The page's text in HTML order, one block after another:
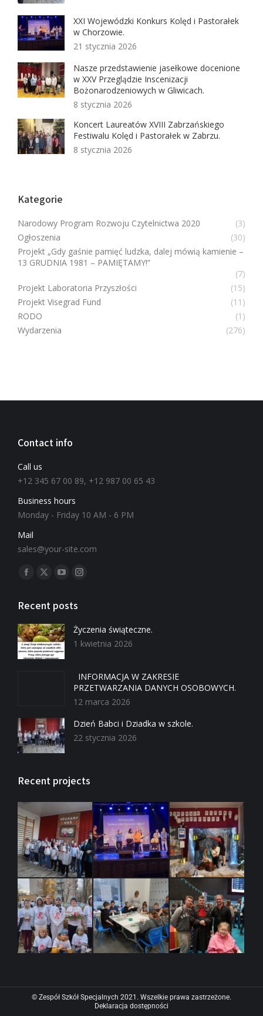
XXI Wojewódzki Konkurs Kolęd i Pastorałek
w Chorzowie.
21 stycznia 2026
Nasze przedstawienie jasełkowe docenione
w XXV Przeglądzie Inscenizacji
Bożonarodzeniowych w Gliwicach.
8 stycznia 2026
Koncert Laureatów XVIII Zabrzańskiego
Festiwalu Kolęd i Pastorałek w Zabrzu.
8 stycznia 2026
Kategorie
Narodowy Program Rozwoju Czytelnictwa 2020
(3)
Ogłoszenia
(30)
Projekt „Gdy gaśnie pamięć ludzka, dalej mówią kamienie –
13 GRUDNIA 1981 – PAMIĘTAMY!”
(7)
Projekt Laboratoria Przyszłości
(15)
Projekt Visegrad Fund
(11)
RODO
(1)
Wydarzenia
(276)
Contact info
Call us
+12 345 67 00 89, +12 987 00 65 43
Business hours
Monday - Friday 10 AM - 6 PM
Mail
sales@your-site.com
Znajdź nas na:
Recent posts
Życzenia świąteczne.
1 kwietnia 2026
INFORMACJA W ZAKRESIE
PRZETWARZANIA DANYCH OSOBOWYCH.
12 marca 2026
Dzień Babci i Dziadka w szkole.
22 stycznia 2026
Recent projects
© Zespół Szkół Specjalnych 2021. Wszelkie prawa zastrzeżone.
Deklaracja dostępności